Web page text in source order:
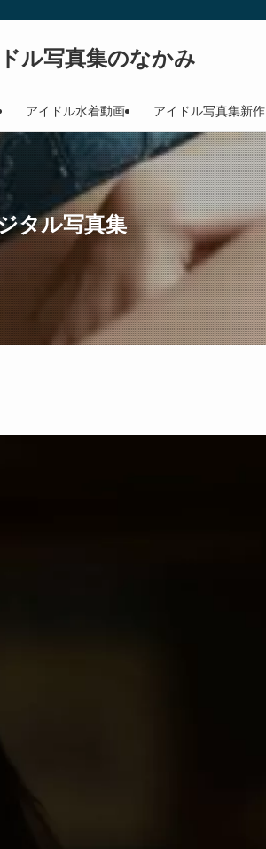
ル写真集のなかみ
アイドル水着動画 アイドル写真集新作
タル写真集